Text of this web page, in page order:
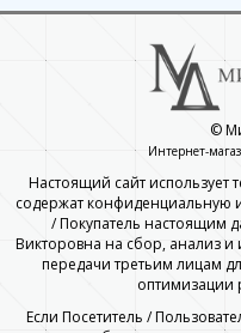
©
Интернет-
Настоящий сайт использует
содержат конфиденциальную
/ Покупатель настоящим
Викторовна на сбор, анализ и
передачи третьим лицам
Если Посетитель /